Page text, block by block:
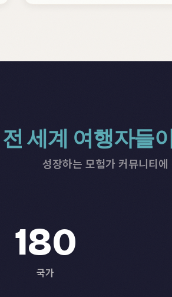
전 세계 여행자들
성장하는 모험가 커뮤니티에
180
국가